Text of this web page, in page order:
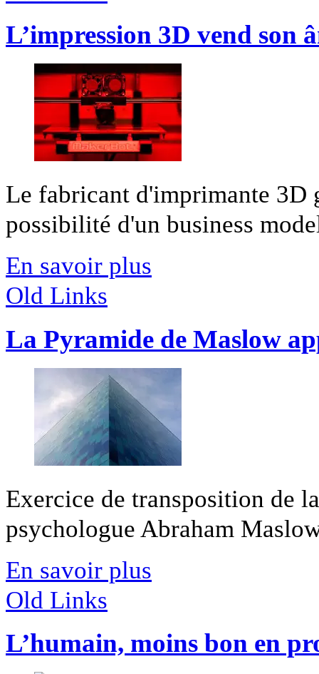
L’impression 3D vend son
Le fabricant d'imprimante
possibilité d'un business
En savoir plus
Old Links
La Pyramide de Maslow
Exercice de transposition de
psychologue Abraham
En savoir plus
Old Links
L’humain, moins bon en